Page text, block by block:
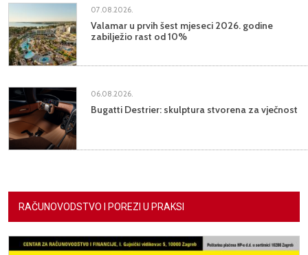
07.08.2026.
Valamar u prvih šest mjeseci 2026. godine
zabilježio rast od 10%
06.08.2026.
Bugatti Destrier: skulptura stvorena za vječnost
RAČUNOVODSTVO I POREZI U PRAKSI